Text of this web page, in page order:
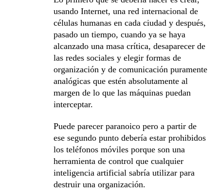
usando Internet, una red internacional de
células humanas en cada ciudad y después,
pasado un tiempo, cuando ya se haya
alcanzado una masa crítica, desaparecer de
las redes sociales y elegir formas de
organización y de comunicación puramente
analógicas que estén absolutamente al
margen de lo que las máquinas puedan
interceptar.
Puede parecer paranoico pero a partir de
ese segundo punto debería estar prohibidos
los teléfonos móviles porque son una
herramienta de control que cualquier
inteligencia artificial sabría utilizar para
destruir una organización.